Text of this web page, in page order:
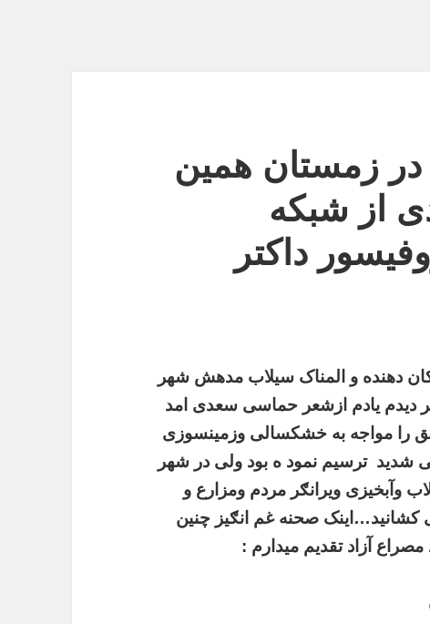
در زمستان همین
از شبکه
داکتر
دهنده و المناک سیلاب مدهش شهر
دیدم یادم ازشعر حماسی سعدی امد
مواجه به خشکسالی وزمینسوزی
شدید ترسیم نمود ه بود ولی در شهر
وآبخیزی ویرانګر مردمومزارع و
کشانید…اینک صحنه غم انګیز چنین
آزاد تقدیم میدارم :